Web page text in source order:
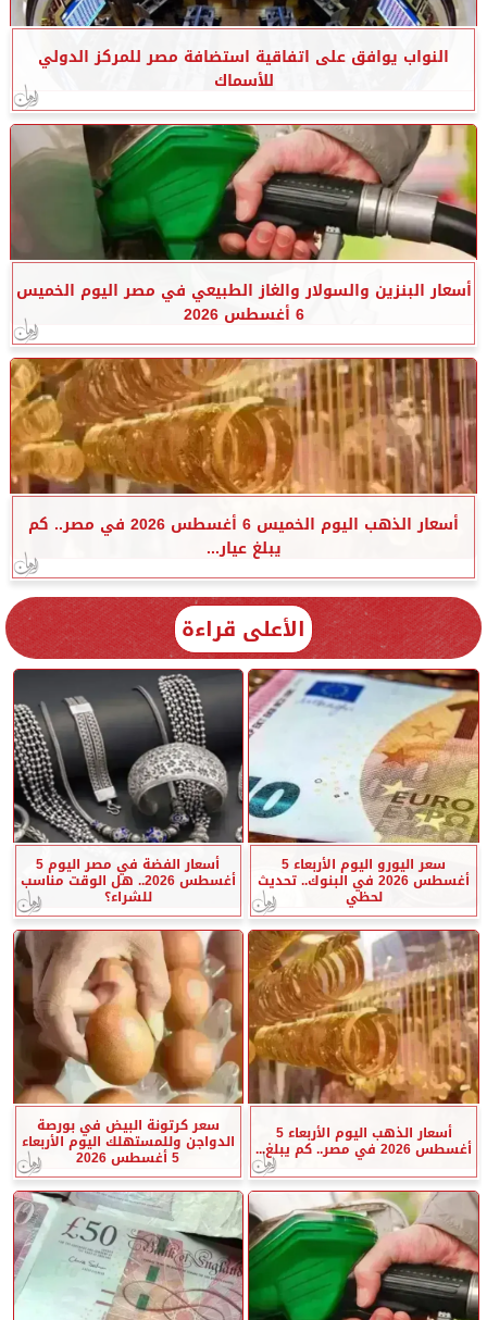
النواب يوافق على اتفاقية استضافة مصر للمركز الدولي
للأسماك
أسعار البنزين والسولار والغاز الطبيعي في مصر اليوم الخميس
6 أغسطس 2026
أسعار الذهب اليوم الخميس 6 أغسطس 2026 في مصر.. كم
يبلغ عيار...
الأعلى قراءة
سعر اليورو اليوم الأربعاء 5
أغسطس 2026 في البنوك.. تحديث
لحظي
أسعار الفضة في مصر اليوم 5
أغسطس 2026.. هل الوقت مناسب
للشراء؟
أسعار الذهب اليوم الأربعاء 5
أغسطس 2026 في مصر.. كم يبلغ...
سعر كرتونة البيض في بورصة
الدواجن وللمستهلك اليوم الأربعاء
5 أغسطس 2026